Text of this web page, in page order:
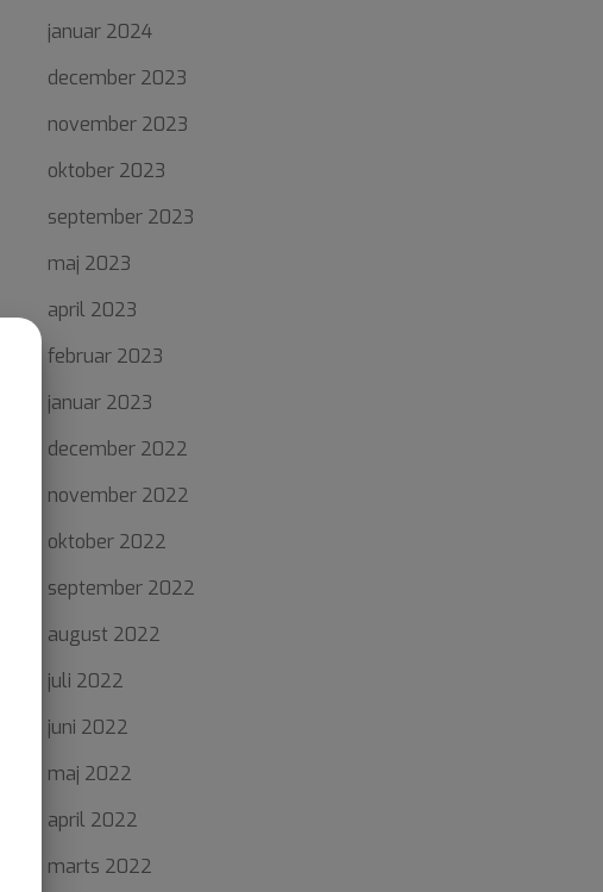
januar 2024
december 2023
november 2023
oktober 2023
september 2023
maj 2023
april 2023
februar 2023
januar 2023
december 2022
november 2022
oktober 2022
september 2022
august 2022
juli 2022
juni 2022
maj 2022
april 2022
marts 2022